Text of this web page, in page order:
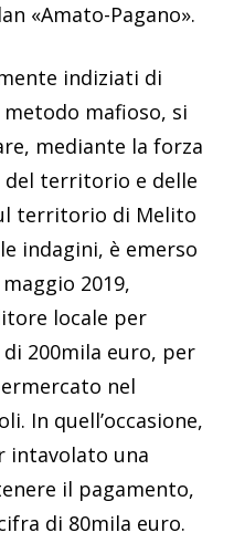
«Amato-Pagano».
indiziati di
mafioso, si
mediante la forza
territorio e delle
territorio di Melito
indagini, è emerso
2019,
locale per
200mila euro, per
nel
In quell’occasione,
intavolato una
il pagamento,
di 80mila euro.